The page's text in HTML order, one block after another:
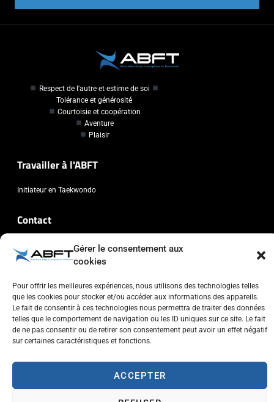
Gérer le consentement aux
cookies
Pour offrir les meilleures expériences, nous utilisons des technologies telles
que les cookies pour stocker et/ou accéder aux informations des appareils.
Le fait de consentir à ces technologies nous permettra de traiter des données
telles que le comportement de navigation ou les ID uniques sur ce site. Le fait
de ne pas consentir ou de retirer son consentement peut avoir un effet négatif
sur certaines caractéristiques et fonctions.
ACCEPTER
Respect de l'autre et estime de soi
Tolérance et générosité
Courtoisie et coopération
Aventure
Plaisir
Travailler à l'ABFT
Initiateur en Taekwondo
Contact
Association Belge Francophone de Taekwondo
Chaussée de Wavre, 2057 - 1160 Auderghem
+32 (0)2 347 34 77
Utilisation des cookies